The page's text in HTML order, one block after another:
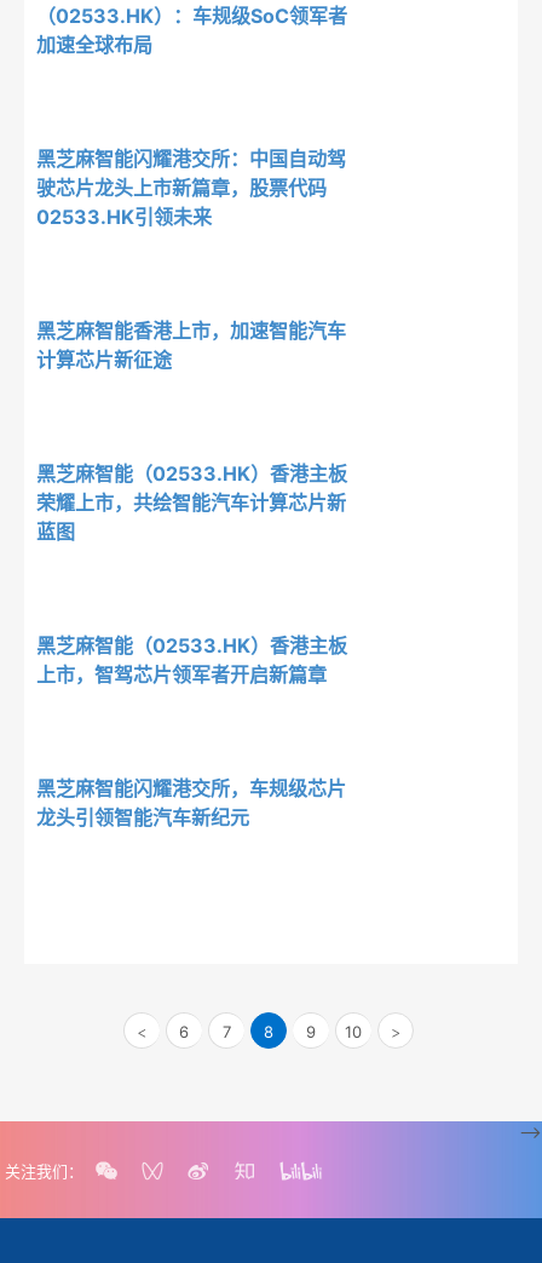
（02533.HK）：车规级SoC领军者
加速全球布局
黑芝麻智能闪耀港交所：中国自动驾
驶芯片龙头上市新篇章，股票代码
02533.HK引领未来
黑芝麻智能香港上市，加速智能汽车
计算芯片新征途
黑芝麻智能（02533.HK）香港主板
荣耀上市，共绘智能汽车计算芯片新
蓝图
黑芝麻智能（02533.HK）香港主板
上市，智驾芯片领军者开启新篇章
黑芝麻智能闪耀港交所，车规级芯片
龙头引领智能汽车新纪元
< 6 7 8 9 10 >
关注我们：
-->